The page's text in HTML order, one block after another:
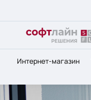
Интернет-магазин